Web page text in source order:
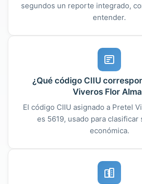
segundos un reporte integrado,
entender.
¿Qué código CIIU
Viveros Flor
El código CIIU asignado a Pretel
es 5619, usado para clasificar
económica.